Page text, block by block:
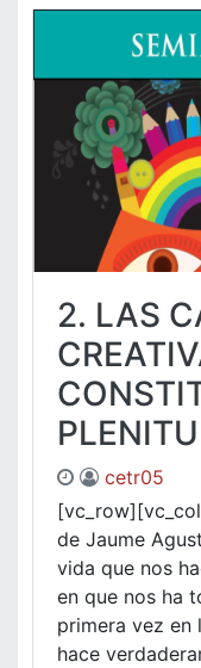
2. LAS
cetr05
de Jaume
vida que nos
en que nos ha
primera vez en
hace